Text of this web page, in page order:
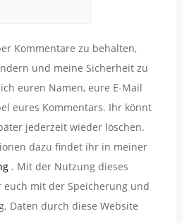
Kommentare zu behalten,
und meine Sicherheit zu
euren Namen, eure E-Mail
eures Kommentars. Ihr könnt
jederzeit wieder löschen.
dazu findet ihr in meiner
. Mit der Nutzung dieses
mit der Speicherung und
Daten durch diese Website